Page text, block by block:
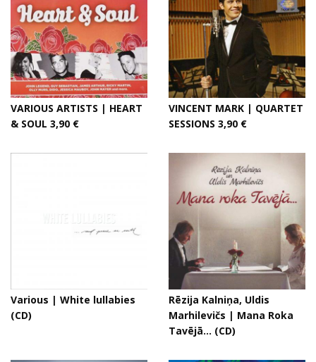
VARIOUS ARTISTS | HEART
& SOUL 3,90 €
VINCENT MARK | QUARTET
SESSIONS 3,90 €
Various | White lullabies
(CD)
Rēzija Kalniņa, Uldis
Marhilevičs | Mana Roka
Tavējā... (CD)